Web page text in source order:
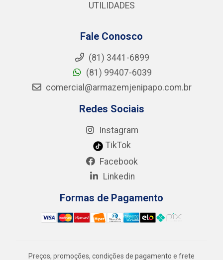
UTILIDADES
Fale Conosco
(81) 3441-6899
(81) 99407-6039
comercial@armazemjenipapo.com.br
Redes Sociais
Instagram
TikTok
Facebook
Linkedin
Formas de Pagamento
Preços, promoções, condições de pagamento e frete